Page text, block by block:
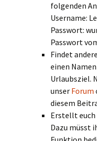
folgenden
Username:
Passwort:
Passwort
Findet
einen
Urlaubsziel.
unser Forum
diesem
Erstellt euch
Dazu müsst